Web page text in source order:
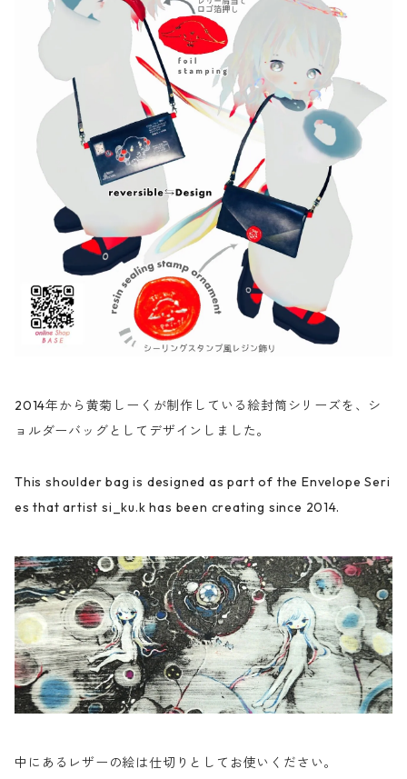
2014年から黄菊しーくが制作している絵封筒シリーズを、シ
ョルダーバッグとしてデザインしました。
This shoulder bag is designed as part of the Envelope Seri
es that artist si_ku.k has been creating since 2014.
中にあるレザーの絵は仕切りとしてお使いください。